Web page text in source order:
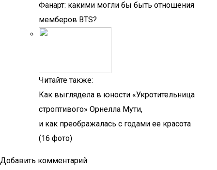
Фанарт: какими могли бы быть отношения
мемберов BTS?
Читайте также:
Как выглядела в юности «Укротительница
строптивого» Орнелла Мути,
и как преображалась с годами ее красота
(16 фото)
Добавить комментарий